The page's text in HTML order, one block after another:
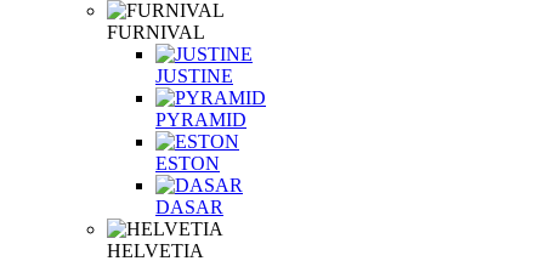
FURNIVAL
JUSTINE
PYRAMID
ESTON
DASAR
HELVETIA